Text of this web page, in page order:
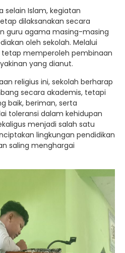
selain Islam, kegiatan
dilaksanakan secara
guru agama masing-masing
oleh sekolah. Melalui
tetap memperoleh pembinaan
yang dianut.
religius ini, sekolah berharap
secara akademis, tetapi
baik, beriman, serta
toleransi dalam kehidupan
menjadi salah satu
lingkungan pendidikan
saling menghargai